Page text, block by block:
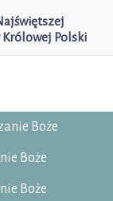
Królowej Polski
Boże
Boże
Boże